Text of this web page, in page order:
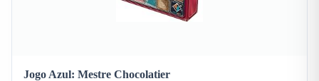
Jogo Azul: Mestre Chocolatier